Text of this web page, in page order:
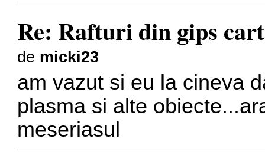
Re: Rafturi din gips
de micki23
am vazut si eu la cineva
plasma si alte
meseriasul